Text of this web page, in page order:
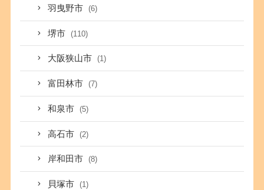
羽曳野市 (6)
堺市 (110)
大阪狭山市 (1)
富田林市 (7)
和泉市 (5)
高石市 (2)
岸和田市 (8)
貝塚市 (1)